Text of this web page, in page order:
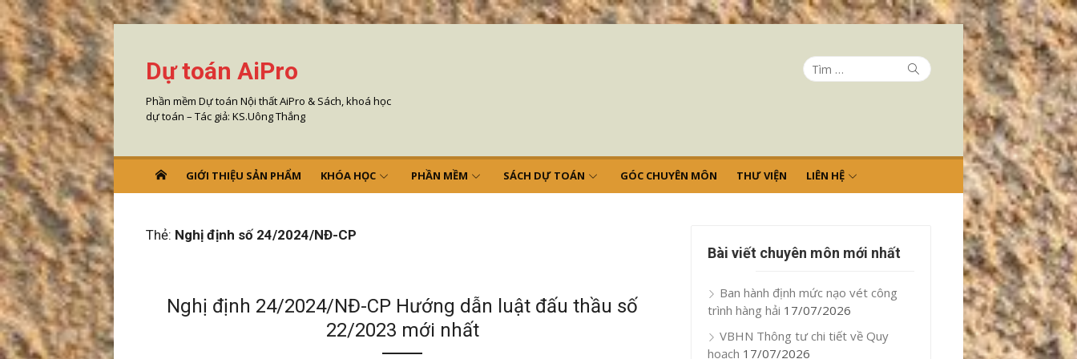
Chuyển
tới
nội
dung
Dự toán AiPro
Phần mềm Dự toán Nội thất AiPro & Sách, khoá học
dự toán – Tác giả: KS.Uông Thắng
Tìm
kết
Tìm
kiếm
GIỚI THIỆU SẢN PHẨM KHÓA HỌC PHẦN MỀM SÁCH DỰ TOÁN GÓC CHUYÊN MÔN THƯ VIỆN LIÊN HỆ
Thẻ: Nghị định số 24/2024/NĐ-CP
Nghị định 24/2024/NĐ-CP Hướng dẫn luật đấu thầu số
22/2023 mới nhất
Bài viết chuyên môn mới nhất
Ban hành định mức nạo vét công
trình hàng hải 17/07/2026
VBHN Thông tư chi tiết về Quy
hoạch 17/07/2026